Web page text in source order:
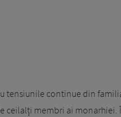
tensiunile continue din
ceilalți membri ai monarhiei.